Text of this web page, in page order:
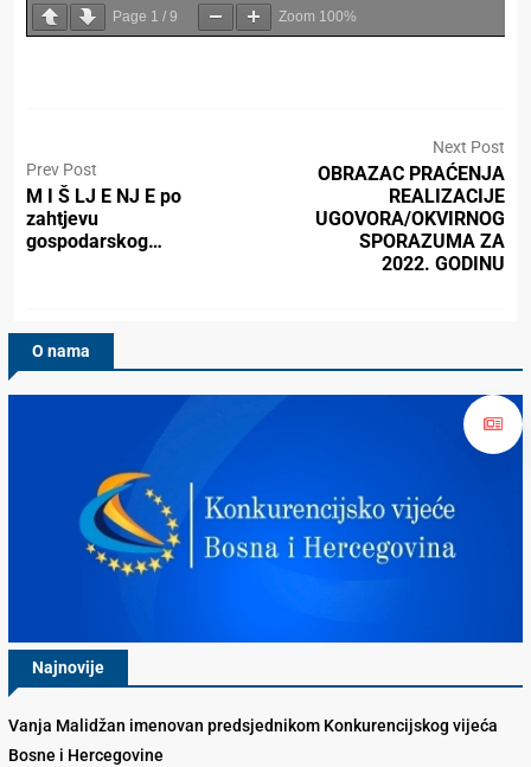
Page 1 / 9 Zoom 100%
Prev Post
M I Š LJ E NJ E po
zahtjevu
gospodarskog…
Next Post
OBRAZAC PRAĆENJA
REALIZACIJE
UGOVORA/OKVIRNOG
SPORAZUMA ZA
2022. GODINU
O nama
Najnovije
Vanja Malidžan imenovan predsjednikom Konkurencijskog vijeća
Bosne i Hercegovine